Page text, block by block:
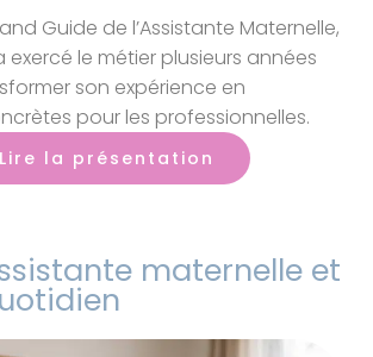
Guide de l’Assistante Maternelle,
exercé le métier plusieurs années
son expérience en
pour les professionnelles.
Lire la présentation
maternelle et